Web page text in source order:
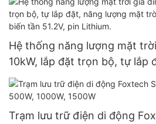
Hệ thống năng lượng mặt
10kW, lắp đặt trọn bộ, tự lắp
trời độc lập (OFF GRID), biến
Lithium.
Trạm lưu trữ điện di động